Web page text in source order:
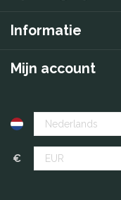
Informatie
Mijn account
€